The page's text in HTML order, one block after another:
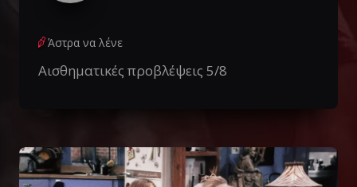
Άστρα να λένε
Αισθηματικές προβλέψεις 5/8